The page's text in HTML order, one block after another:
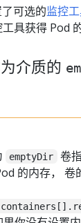
可选的监控
具获得 Pod
介质的
emptyDir 卷
的内存， 卷